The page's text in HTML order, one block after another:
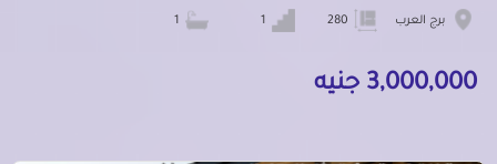
برج العرب
3,000,000 جنيه